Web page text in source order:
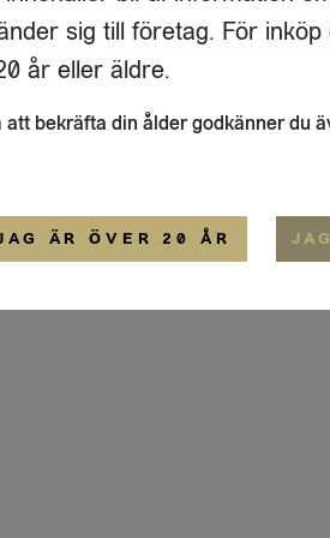
17 A
STOCKHOLM
OM
ALLMÄNNA
sig till företag. För
år eller äldre.
att bekräfta din ålder godkänner du
ÄR ÖVER 20 ÅR